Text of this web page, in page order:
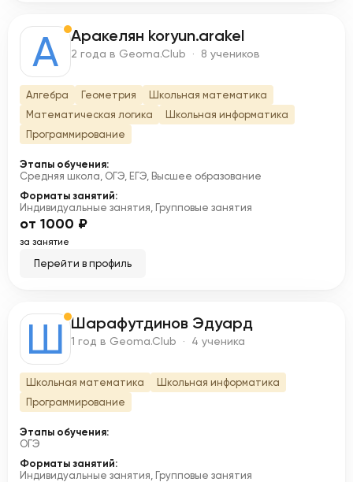
А Аракелян koryun.arakel
2 года в Geoma.Club · 8 учеников
Алгебра Геометрия
Школьная математика
Математическая логика
Школьная информатика
Программирование
Этапы обучения:
Средняя школа, ОГЭ, ЕГЭ, Высшее образование
Форматы занятий:
Индивидуальные занятия, Групповые занятия
от 1000 ₽
за занятие
Перейти в профиль
Ш Шарафутдинов Эдуард
1 год в Geoma.Club · 4 ученика
Школьная математика
Школьная информатика
Программирование
Этапы обучения:
ОГЭ
Форматы занятий:
Индивидуальные занятия, Групповые занятия